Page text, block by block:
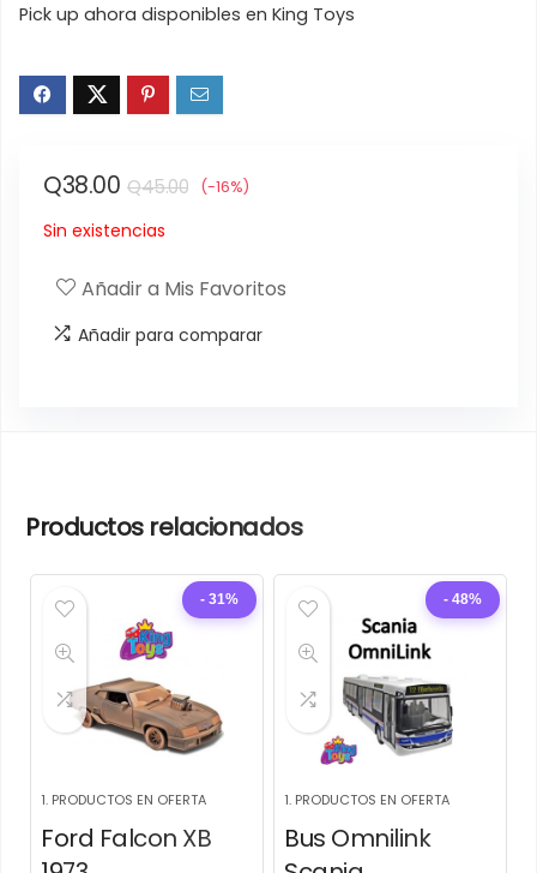
Pick up ahora disponibles en King Toys
Q45.00El
era:
Q38.00
El
es:
(-16%)
Sin existencias
Añadir a Mis Favoritos
Añadir para comparar
Productos relacionados
- 31%
1. PRODUCTOS EN OFERTA
Ford Falcon XB
- 48%
1. PRODUCTOS EN OFERTA
Bus Omnilink